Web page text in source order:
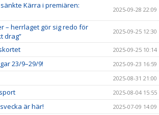
Kärra i premiären:
2025-09-28 22:09
– herrlaget gör sig redo för
drag”
2025-09-25 12:30
2025-09-25 10:14
23/9–29/9! 2025-09-23 16:59
2025-08-31 21:00
2025-08-04 15:55
är här! 2025-07-09 14:09